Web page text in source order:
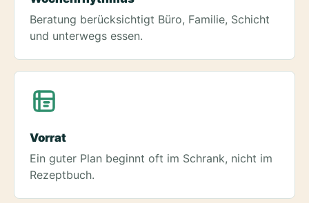
Beratung berücksichtigt Büro, Familie, Schicht
und unterwegs essen.
Vorrat
Ein guter Plan beginnt oft im Schrank, nicht im
Rezeptbuch.